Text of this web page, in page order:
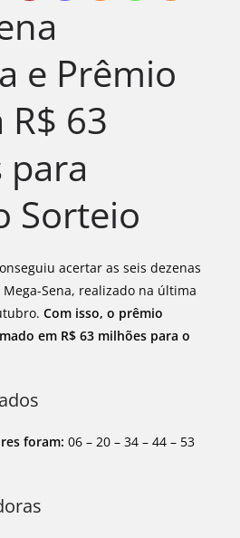
e Prêmio
R$ 63
para
Sorteio
acertar as seis dezenas
Sena, realizado na última
Com isso, o prêmio
em R$ 63 milhões para o
foram: 06 – 20 – 34 – 44 – 53